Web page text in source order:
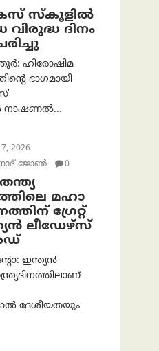
സ്കൂളിൽ
വിരുദ്ധ ദിനം
ഹിരോഷിമ
ഭാഗമായി
നാഷണൽ...
2026
ജോൺ
0
മഹാ
ഗ്രേറ്റ്
ലീഡേഴ്സ്
ഇന്ത്യൻ
ദേശീയതയും